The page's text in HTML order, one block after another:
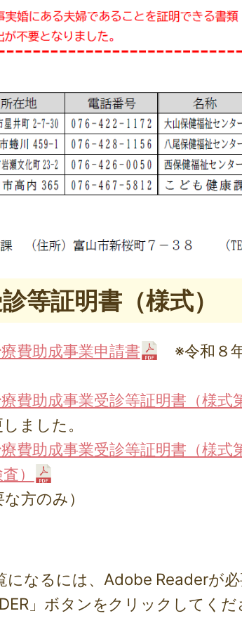
等証明書（様式）
費助成事業申請書 ※令和８
費助成事業受診等証明書（様式
ました。
費助成事業受診等証明書（様
）
方のみ）
なるには、Adobe Readerが必
」ボタンをクリックしてくだ